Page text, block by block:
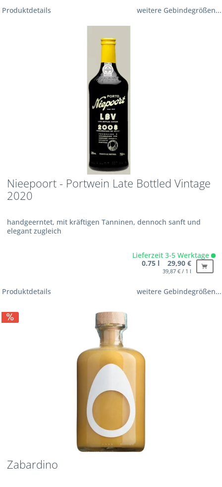
Produktdetails weitere Gebindegrößen...
Nieepoort - Portwein Late Bottled Vintage
2020
handgeerntet, mit kräftigen Tanninen, dennoch sanft und
elegant zugleich
Lieferzeit 3-5 Werktage
0.75 l 29,90 €
39,87 € / 1 l
Produktdetails weitere Gebindegrößen...
Zabardino